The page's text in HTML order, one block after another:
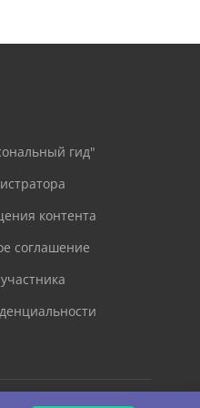
гид"
контента
соглашение